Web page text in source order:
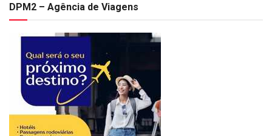
DPM2 – Agência de Viagens